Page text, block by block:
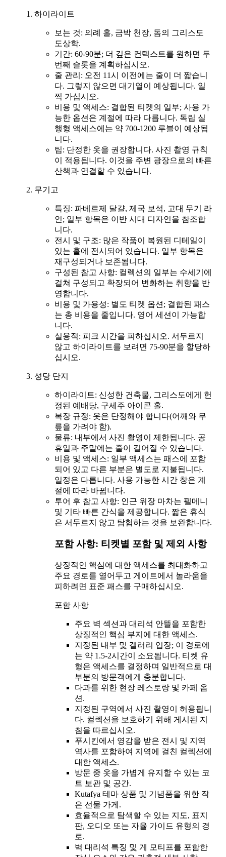
하이라이트
보는 것: 의례 홀, 금박 천장, 돔의 그리스도
도상학.
기간: 60-90분; 더 깊은 컨텍스트를 원하면 두
번째 슬롯을 계획하십시오.
줄 관리: 오전 11시 이전에는 줄이 더 짧습니
다. 그렇지 않으면 대기열이 예상됩니다. 일
찍 가십시오.
비용 및 액세스: 결합된 티켓의 일부; 사용 가
능한 옵션은 계절에 따라 다릅니다. 독립 실
행형 액세스에는 약 700-1200 루블이 예상됩
니다.
팁: 단정한 옷을 권장합니다. 사진 촬영 규칙
이 적용됩니다. 이것을 주변 광장으로의 빠른
산책과 연결할 수 있습니다.
무기고
특징: 파베르제 달걀, 제국 보석, 고대 무기 라
인; 일부 항목은 이반 시대 디자인을 참조합
니다.
전시 및 구조: 많은 작품이 복원된 디테일이
있는 홀에 전시되어 있습니다. 일부 항목은
재구성되거나 보존됩니다.
구성된 참고 사항: 컬렉션의 일부는 수세기에
걸쳐 구성되고 확장되어 변화하는 취향을 반
영합니다.
비용 및 가용성: 별도 티켓 옵션; 결합된 패스
는 총 비용을 줄입니다. 영어 세션이 가능합
니다.
실용적: 피크 시간을 피하십시오. 서두르지
않고 하이라이트를 보려면 75-90분을 할당하
십시오.
성당 단지
하이라이트: 신성한 건축물, 그리스도에게 헌
정된 예배당, 구세주 아이콘 홀.
복장 규정: 옷은 단정해야 합니다(어깨와 무
릎을 가려야 함).
물류: 내부에서 사진 촬영이 제한됩니다. 공
휴일과 주말에는 줄이 길어질 수 있습니다.
비용 및 액세스: 일부 액세스는 패스에 포함
되어 있고 다른 부분은 별도로 지불됩니다.
일정은 다릅니다. 사용 가능한 시간 창은 계
절에 따라 바뀝니다.
투어 후 참고 사항: 인근 위장 마차는 펠메니
및 기타 빠른 간식을 제공합니다. 짧은 휴식
은 서두르지 않고 탐험하는 것을 보완합니다.
포함 사항: 티켓별 포함 및 제외 사항
상징적인 핵심에 대한 액세스를 최대화하고
주요 경로를 열어두고 게이트에서 놀라움을
피하려면 표준 패스를 구매하십시오.
포함 사항
주요 벽 섹션과 대리석 안뜰을 포함한
상징적인 핵심 부지에 대한 액세스.
지정된 내부 및 갤러리 입장; 이 경로에
는 약 1.5-2시간이 소요됩니다. 티켓 유
형은 액세스를 결정하며 일반적으로 대
부분의 방문객에게 충분합니다.
다과를 위한 현장 레스토랑 및 카페 옵
션.
지정된 구역에서 사진 촬영이 허용됩니
다. 컬렉션을 보호하기 위해 게시된 지
침을 따르십시오.
푸시킨에서 영감을 받은 전시 및 지역
역사를 포함하여 지역에 걸친 컬렉션에
대한 액세스.
방문 중 옷을 가볍게 유지할 수 있는 코
트 보관 및 공간.
Kutafya 테마 상품 및 기념품을 위한 작
은 선물 가게.
효율적으로 탐색할 수 있는 지도, 표지
판, 오디오 또는 자율 가이드 유형의 경
로.
벽 대리석 특징 및 게 모티프를 포함한